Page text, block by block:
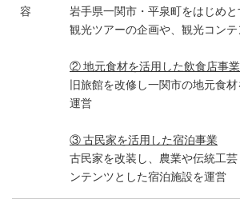
容
岩手県一関市・平泉町をはじめ
観光ツアーの企画や、観光コン
② 地元食材を活用した飲食店事業
旧旅館を改修し一関市の地元食
運営
③ 古民家を活用した宿泊事業
古民家を改装し、農業や伝統工
ンテンツとした宿泊施設を運営